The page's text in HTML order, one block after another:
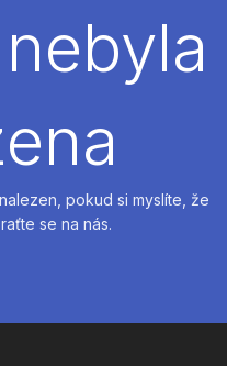
pokud si myslíte, že
se na nás.